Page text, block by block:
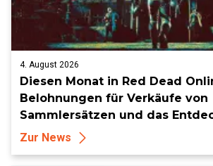
4. August 2026
Diesen Monat in Red Dead
Belohnungen für Verkäufe von
Sammlersätzen und das
Sammlerstücken, in
Zur News